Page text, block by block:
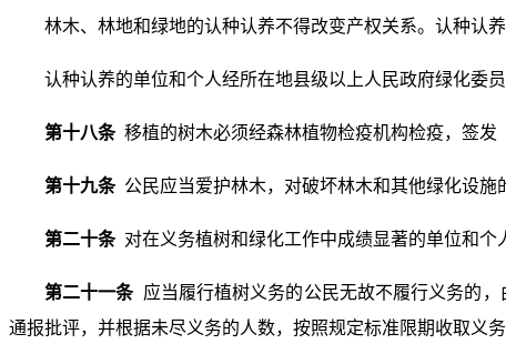
林木、林地和绿地的认种认养不得改变产权关系。认种认
认种认养的单位和个人经所在地县级以上人民政府绿化委
第十八条 移植的树木必须经森林植物检疫机构检疫，签发
第十九条 公民应当爱护林木，对破坏林木和其他绿化设
第二十条 对在义务植树和绿化工作中成绩显著的单位和
第二十一条 应当履行植树义务的公民无故不履行义务的
通报批评，并根据未尽义务的人数，按照规定标准限期收取义务